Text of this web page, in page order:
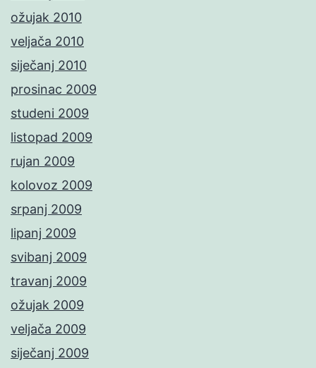
ožujak 2010
veljača 2010
siječanj 2010
prosinac 2009
studeni 2009
listopad 2009
rujan 2009
kolovoz 2009
srpanj 2009
lipanj 2009
svibanj 2009
travanj 2009
ožujak 2009
veljača 2009
siječanj 2009